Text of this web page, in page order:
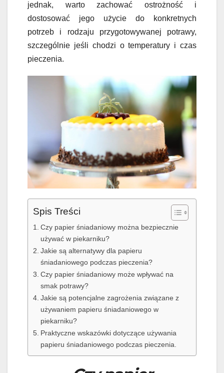
jednak, warto zachować ostrożność i
dostosować jego użycie do konkretnych
potrzeb i rodzaju przygotowywanej potrawy,
szczególnie jeśli chodzi o temperatury i czas
pieczenia.
Spis Treści
Czy papier śniadaniowy można bezpiecznie
używać w piekarniku?
Jakie są alternatywy dla papieru
śniadaniowego podczas pieczenia?
Czy papier śniadaniowy może wpływać na
smak potrawy?
Jakie są potencjalne zagrożenia związane z
używaniem papieru śniadaniowego w
piekarniku?
Praktyczne wskazówki dotyczące używania
papieru śniadaniowego podczas pieczenia.